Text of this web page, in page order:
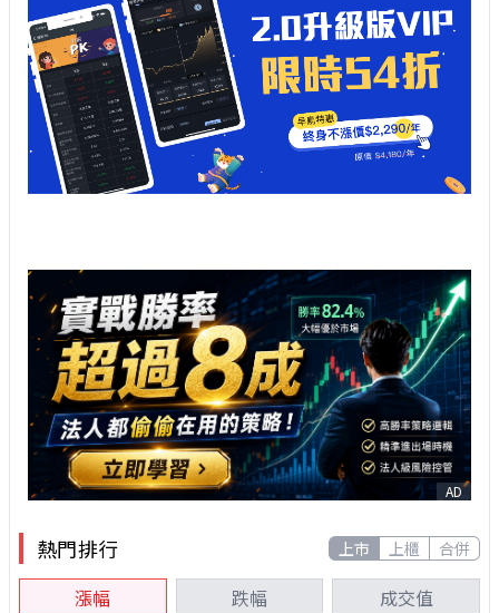
AD
熱門排行 上市 上櫃 合併
漲幅 跌幅 成交值